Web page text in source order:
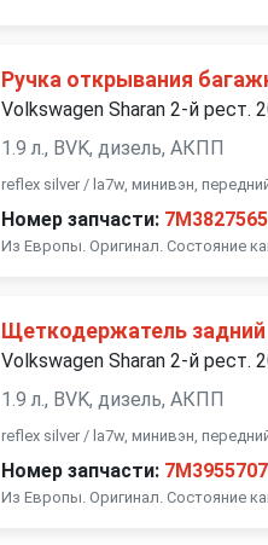
Ручка открывания
Volkswagen Sharan 2-й рест.
1.9 л., BVK, дизель, АКПП
reflex silver / la7w, минивэн,
Номер запчасти:
Из Европы. Оригинал. Состояние
Щеткодержатель задний
Volkswagen Sharan 2-й рест.
1.9 л., BVK, дизель, АКПП
reflex silver / la7w, минивэн,
Номер запчасти: 7M3955707
Из Европы. Оригинал. Состояние